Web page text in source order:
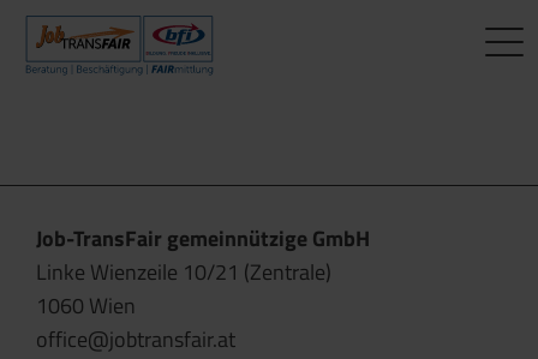
Job-TransFair gemeinnützige GmbH
Linke Wienzeile 10/21 (Zentrale)
1060 Wien
office@jobtransfair.at
Fragen & Antworten
Das sagen andere
Mein Weg zum Job
Beschäftigung
FAIRmittlung
KI-Manifest
Ergebnisse
Geschichte
JobImpuls
Zeiterfassung